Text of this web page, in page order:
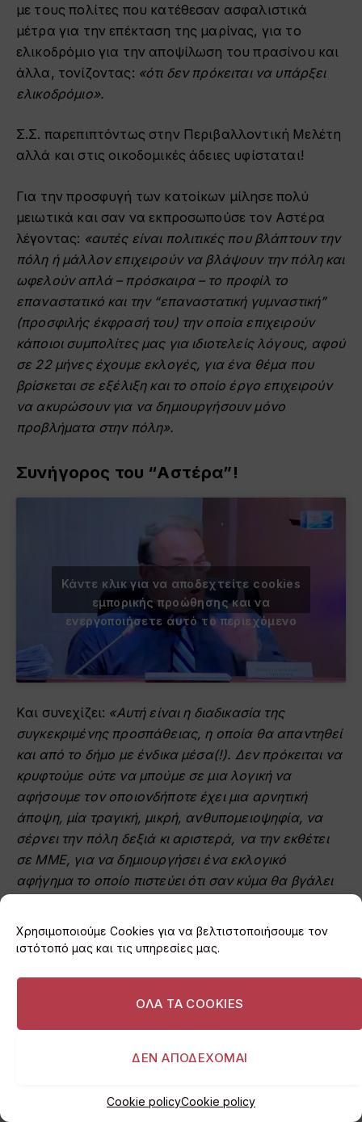
Χρησιμοποιούμε Cookies για να βελτιστοποιήσουμε τον
ιστότοπό μας και τις υπηρεσίες μας.
ΟΛΑ ΤΑ COOKIES
ΔΕΝ ΑΠΟΔΕΧΟΜΑΙ
Cookie policyCookie policy
με τους πολίτες που κατέθεσαν ασφαλιστικά
μέτρα για την επέκταση της μαρίνας, για το
ελικοδρόμιο για την αποψίλωση του πρασίνου και
άλλα, τονίζοντας: «ότι δεν πρόκειται να υπάρξει
ελικοδρόμιο».
Σ.Σ. παρεπιπτόντως στην Περιβαλλοντική Μελέτη
αλλά και στις οικοδομικές άδειες υφίσταται!
Για την προσφυγή των κατοίκων μίλησε πολύ
μειωτικά και σαν να εκπροσωπούσε τον Αστέρα
λέγοντας: «αυτές είναι πολιτικές που βλάπτουν την
πόλη ή μάλλον επιχειρούν να βλάψουν την πόλη και
ωφελούν απλά – πρόσκαιρα – το προφίλ το
επαναστατικό και την “επαναστατική γυμναστική”
(προσφιλής έκφρασή του) την οποία επιχειρούν
κάποιοι συμπολίτες μας για ιδιοτελείς λόγους, αφού
σε 22 μήνες έχουμε εκλογές, για ένα θέμα που
βρίσκεται σε εξέλιξη και το οποίο έργο επιχειρούν
να ακυρώσουν για να δημιουργήσουν μόνο
προβλήματα στην πόλη».
Συνήγορος του “Αστέρα”!
Κάντε κλικ για να αποδεχτείτε cookies
εμπορικής προώθησης και να
ενεργοποιήσετε αυτό το περιεχόμενο
Kαι συνεχίζει: «Αυτή είναι η διαδικασία της
συγκεκριμένης προσπάθειας, η οποία θα απαντηθεί
και από το δήμο με ένδικα μέσα(!). Δεν πρόκειται να
κρυφτούμε ούτε να μπούμε σε μια λογική να
αφήσουμε τον οποιονδήποτε έχει μια αρνητική
άποψη, μία τραγική, μικρή, ανθυπομειοψηφία, να
σέρνει την πόλη δεξιά κι αριστερά, να την εκθέτει
σε ΜΜΕ, για να δημιουργήσει ένα εκλογικό
αφήγημα το οποίο πιστεύει ότι σαν κύμα θα βγάλει
δημαρχιακό θώκο, ο δήμαρχος, καθυβρίζοντας
τον όποιον δημότη τολμήσει να εκφράσει
διαφορετική άποψη.
εφημερίδα «Εβδόμη» 4 Δεκεμβρίου 2021